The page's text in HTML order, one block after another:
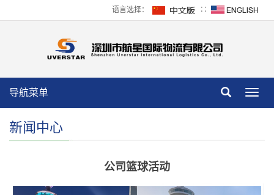
语言选择： ∷
导航菜单
新闻中心
公司篮球活动